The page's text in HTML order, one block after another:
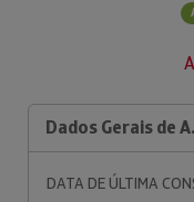
Dados Gerais de
DATA DE ÚLTIMA